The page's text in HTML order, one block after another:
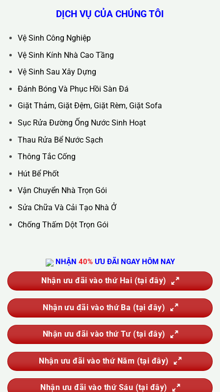
Trụ Sở Chính :36C Ngõ 89 Lê Đức Thọ - Phường Từ Liêm -
TP Hà Nội
Hotline : 0388.444.445
Vệ Sinh Công Nghiệp
Vệ Sinh Kính Nhà Cao Tầng
Đánh Bóng Và Phục Hồi Sàn Đá
Giặt Thảm, Giặt Đệm, Giặt Rèm, Giặt Sofa
Sục Rửa Đường Ống Nước Sinh Hoạt
Thau Rửa Bể Nước Sạch
Thông Tắc Cống